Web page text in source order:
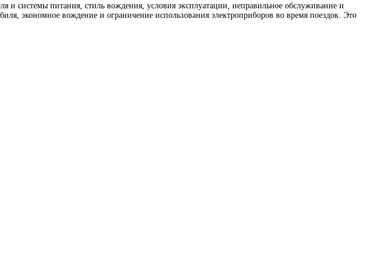
и системы питания, стиль вождения, условия эксплуатации, неправильное обслуживание и
экономное вождение и ограничение использования электроприборов во время поездок. Это